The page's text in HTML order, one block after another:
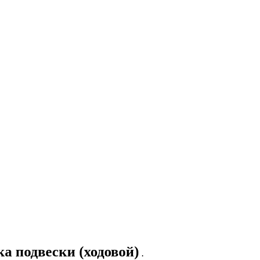
подвески (ходовой) .